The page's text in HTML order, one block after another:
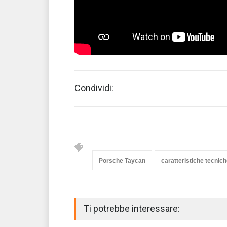
Condividi:
Porsche Taycan caratteristiche
Ti potrebbe interessare: